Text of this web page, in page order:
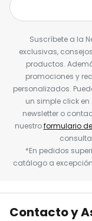
Suscríbete a la
exclusivas,
productos.
promociones y
personalizados.
un simple click
newsletter o
nuestroformulario
*En pedidos
catálogo a
Contacto y